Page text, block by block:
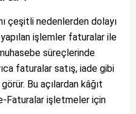
çeşitli nedenlerden dolayı
işlemler faturalar ile
süreçlerinde
faturalar satış, iade gibi
Bu açılardan kâğıt
Faturalar işletmeler için